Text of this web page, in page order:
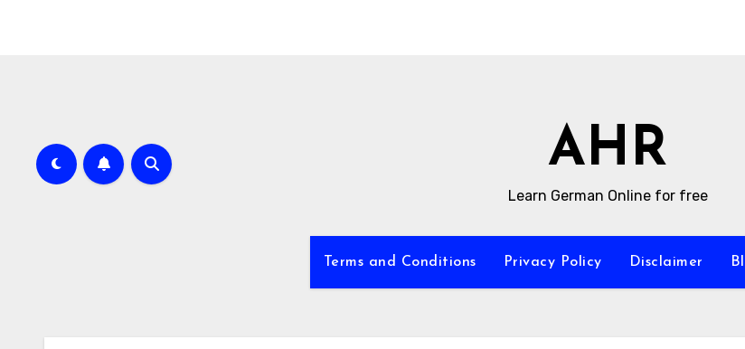
AHR
Learn German Online for free
Disclaimer
Privacy Policy
Terms and Conditions